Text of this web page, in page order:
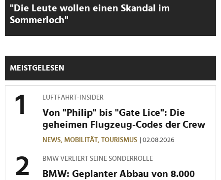
analysieren. Außerdem geben wir Informationen zu Ihrer
Verwendung unserer Website an unsere Partner für
haben oder die sie im Rahmen Ihrer Nutzung der Dienste
"Die Leute wollen einen Skandal im
Sommerloch"
MEISTGELESEN
LUFTFAHRT-INSIDER
Von "Philip" bis "Gate Lice": Die
geheimen Flugzeug-Codes der Crew
NEWS, MOBILITÄT, TOURISMUS | 02.08.2026
BMW VERLIERT SEINE SONDERROLLE
BMW: Geplanter Abbau von 8.000